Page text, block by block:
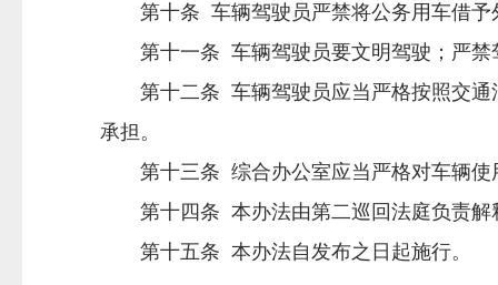
第十条 车辆驾驶员严禁将公务用车借予
第十一条 车辆驾驶员要文明驾驶；严禁
第十二条 车辆驾驶员应当严格按照交通
承担。
第十三条 综合办公室应当严格对车辆使
第十四条 本办法由第二巡回法庭负责解
第十五条 本办法自发布之日起施行。